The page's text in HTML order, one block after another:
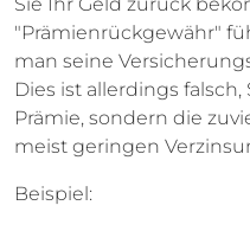
"Prämienrückgewähr"
man seine
Dies ist allerdings
Prämie, sondern die
meist geringen
Beispiel: